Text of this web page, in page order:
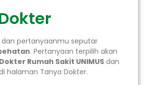
dan pertanyaanmu seputar
. Pertanyaan terpilih akan
Dokter Rumah Sakit UNIMUS dan
halaman Tanya Dokter.